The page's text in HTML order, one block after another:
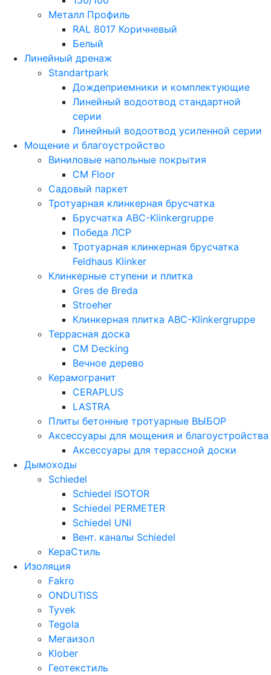
Металл Профиль
RAL 8017 Коричневый
Белый
Линейный дренаж
Standartpark
Дождеприемники и комплектующие
Линейный водоотвод стандартной
серии
Линейный водоотвод усиленной серии
Мощение и благоустройство
Виниловые напольные покрытия
CM Floor
Садовый паркет
Тротуарная клинкерная брусчатка
Брусчатка АВС-Klinkergruppe
Победа ЛСР
Тротуарная клинкерная брусчатка
Feldhaus Klinker
Клинкерные ступени и плитка
Gres de Breda
Stroeher
Клинкерная плитка ABC-Klinkergruppe
Террасная доска
CM Decking
Вечное дерево
Керамогранит
CERAPLUS
LASTRA
Плиты бетонные тротуарные ВЫБОР
Аксессуары для мощения и благоустройства
Аксессуары для терассной доски
Дымоходы
Schiedel
Schiedel ISOTOR
Schiedel PERMETER
Schiedel UNI
Вент. каналы Schiedel
КераСтиль
Изоляция
Fakro
ONDUTISS
Tyvek
Tegola
Мегаизол
Klober
Геотекстиль